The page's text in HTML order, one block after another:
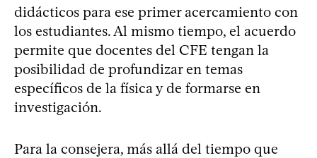
didácticos para ese primer acercamiento con
los estudiantes. Al mismo tiempo, el acuerdo
permite que docentes del CFE tengan la
posibilidad de profundizar en temas
específicos de la física y de formarse en
investigación.
Para la consejera, más allá del tiempo que